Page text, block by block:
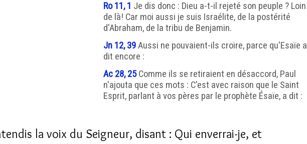
Ro 11, 1 Je dis donc : Dieu a-t-il rejeté son peuple ? Loin
de là! Car moi aussi je suis Israélite, de la postérité
d'Abraham, de la tribu de Benjamin.
Jn 12, 39Aussi ne pouvaient-ils croire, parce qu'Esaïe a
dit encore :
Ac 28, 25Comme ils se retiraient en désaccord, Paul
n'ajouta que ces mots : C'est avec raison que le Saint
Esprit, parlant à vos pères par le prophète Ésaïe, a dit :
la voix du Seigneur, disant : Qui enverrai-je, et